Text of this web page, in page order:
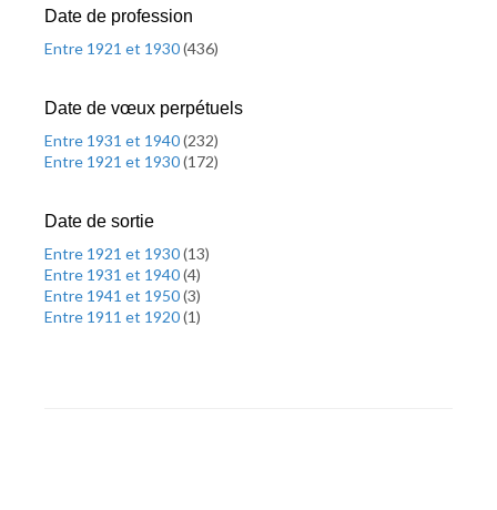
Date de profession
Entre 1921 et 1930(436)
Date de vœux perpétuels
Entre 1931 et 1940(232)
Entre 1921 et 1930(172)
Date de sortie
Entre 1921 et 1930(13)
Entre 1931 et 1940(4)
Entre 1941 et 1950(3)
Entre 1911 et 1920(1)